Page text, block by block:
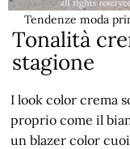
Tendenze moda
Tonalità
stagione
I look color crema
proprio come il
un blazer color